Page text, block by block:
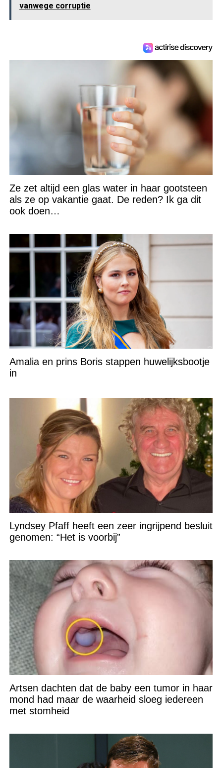
vanwege corruptie
Ze zet altijd een glas water in haar gootsteen
als ze op vakantie gaat. De reden? Ik ga dit
ook doen…
Amalia en prins Boris stappen huwelijksbootje
in
Lyndsey Pfaff heeft een zeer ingrijpend besluit
genomen: “Het is voorbij”
Artsen dachten dat de baby een tumor in haar
mond had maar de waarheid sloeg iedereen
met stomheid